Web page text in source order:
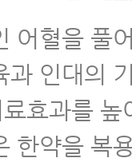
어혈을 풀
과 인대의
효과를 높
한약을 복